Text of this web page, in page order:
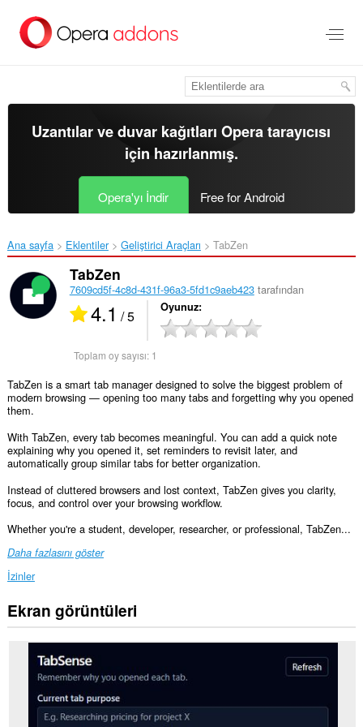
içeriğe
Uzantılar ve duvar kağıtlarıOpera tarayıcısı
için hazırlanmış.
Opera'yı İndir Free for Android
Ana sayfa Eklentiler Geliştirici Araçları TabZen‎
TabZen
7609cd5f-4c8d-431f-96a3-5fd1c9aeb423tarafından
4.1 / 5 Oyunuz
Toplam oy sayısı: 1
TabZen is a smart tab manager designed to solve the biggest problem of
modern browsing — opening too many tabs and forgetting why you opened
them.
With TabZen, every tab becomes meaningful. You can add a quick note
explaining why you opened it, set reminders to revisit later, and
automatically group similar tabs for better organization.
Instead of cluttered browsers and lost context, TabZen gives you clarity,
focus, and control over your browsing workflow.
Whether you're a student, developer, researcher, or professional, TabZen...
Daha fazlasını göster
İzinler
This
extension
notifications
display
Ekran görüntüleri